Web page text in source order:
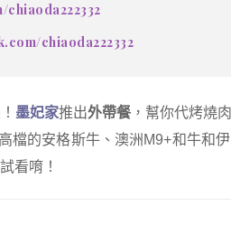
chiaoda222332
墨妃家推出外帶餐 ，幫你代烤燒
檔的安格斯牛、澳洲M9+和牛和
看唷！